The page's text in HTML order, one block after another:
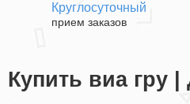
Круглосуточный
прием заказов
Купить виа гру